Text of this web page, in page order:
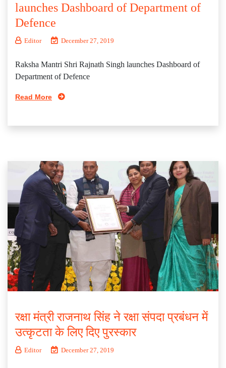
launches Dashboard of Department of
Defence
Editor December 27, 2019
Raksha Mantri Shri Rajnath Singh launches Dashboard of
Department of Defence
Read More
रक्षा मंत्री राजनाथ सिंह ने रक्षा संपदा प्रबंधन में
उत्‍कृटता के लिए दिए पुरस्‍कार
Editor December 27, 2019